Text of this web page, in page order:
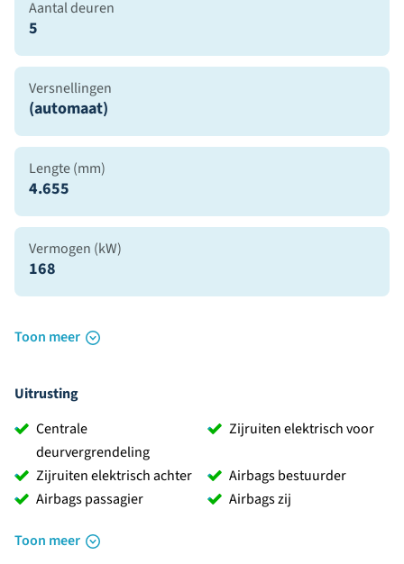
Aantal deuren
5
Versnellingen
(automaat)
Lengte (mm)
4.655
Vermogen (kW)
168
Toon meer
Uitrusting
Centrale
deurvergrendeling
Zijruiten elektrisch voor
Zijruiten elektrisch achter
Airbags bestuurder
Airbags passagier
Airbags zij
Toon meer